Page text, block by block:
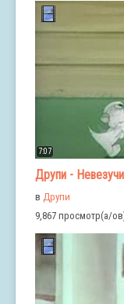
7:07
Друпи -
в Друпи
9,867 просмотр(а/